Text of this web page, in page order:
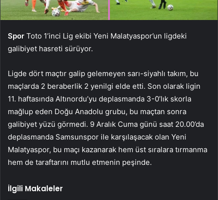
Spor Toto 1’inci Lig ekibi Yeni Malatyaspor’un ligdeki
galibiyet hasreti sürüyor.
Ligde dört maçtır galip gelemeyen sarı-siyahlı takım, bu
maçlarda 2 beraberlik 2 yenilgi elde etti. Son olarak ligin
11. haftasında Altınordu’yu deplasmanda 3-0’lık skorla
mağlup eden Doğu Anadolu grubu, bu maçtan sonra
galibiyet yüzü görmedi. 9 Aralık Cuma günü saat 20.00’da
deplasmanda Samsunspor ile karşılaşacak olan Yeni
Malatyaspor, bu maçı kazanarak hem üst sıralara tırmanma
hem de taraftarını mutlu etmenin peşinde.
İlgili Makaleler